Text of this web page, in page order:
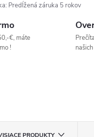
: Predĺžená záruka 5 rokov
€, máte
!
PRODUKTY